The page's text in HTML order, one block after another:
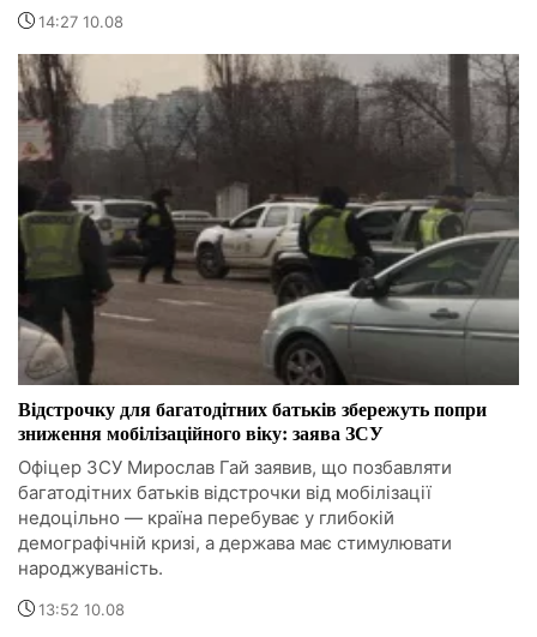
14:27 10.08
Відстрочку для багатодітних батьків збережуть попри
зниження мобілізаційного віку: заява ЗСУ
Офіцер ЗСУ Мирослав Гай заявив, що позбавляти
багатодітних батьків відстрочки від мобілізації
недоцільно — країна перебуває у глибокій
демографічній кризі, а держава має стимулювати
народжуваність.
13:52 10.08